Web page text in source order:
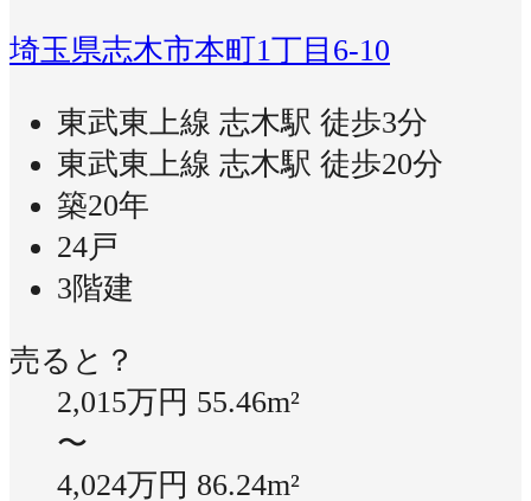
埼玉県志木市本町1丁目6-10
東武東上線 志木駅 徒歩3分
東武東上線 志木駅 徒歩20分
築20年
24戸
3階建
売ると？
2,015万円 55.46m²
〜
4,024万円 86.24m²